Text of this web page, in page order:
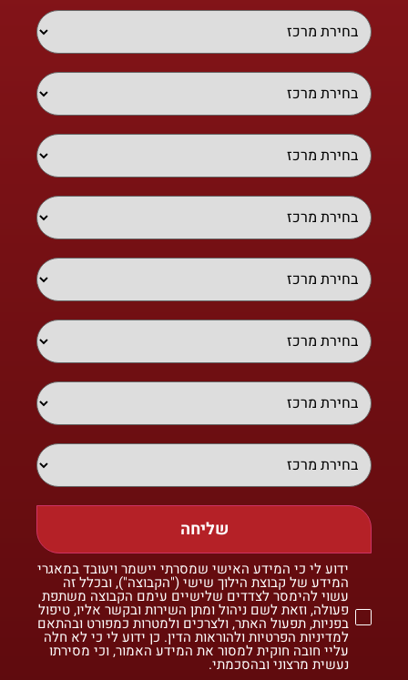
שליחה
ידוע לי כי המידע האישי שמסרתי יישמר ויעובד במאגרי
המידע של קבוצת הילוך שישי ("הקבוצה"), ובכלל זה
עשוי להימסר לצדדים שלישיים עימם הקבוצה משתפת
פעולה, וזאת לשם ניהול ומתן השירות ובקשר אליו, טיפול
בפניות, תפעול האתר, ולצרכים ולמטרות כמפורט ובהתאם
למדיניות הפרטיות ולהוראות הדין. כן ידוע לי כי לא חלה
עליי חובה חוקית למסור את המידע האמור, וכי מסירתו
נעשית מרצוני ובהסכמתי.